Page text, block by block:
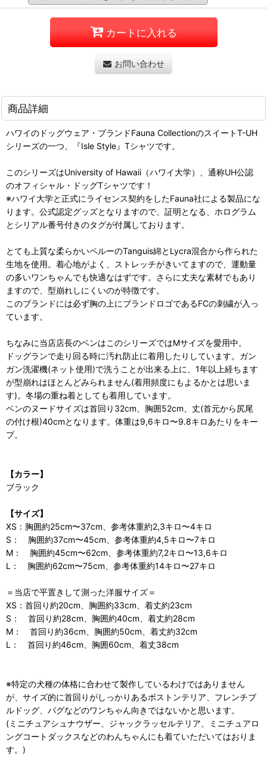
カートに入れる
お問い合わせ
商品詳細
ハワイのドッグウェア・ブランドFauna CollectionのスイートT-UH
シリーズの一つ、『Isle Style』Tシャツです。
このシリーズはUniversity of Hawaii（ハワイ大学）、通称UH公認
のオフィシャル・ドッグTシャツです！
※ハワイ大学と正式にライセンス契約をしたFauna社による製品にな
ります。公式認定グッズとなりますので、証明となる、ホログラム
とシリアル番号付きのタグが付属しております。
とても上質な柔らかいペルーのTanguis綿とLycra混合から作られた
生地を使用。着心地がよく、ストレッチがきいてますので、運動量
の多いワンちゃんでも快適なはずです。さらに丈夫な素材でもあり
ますので、型崩れしにくいのが特徴です。
このブランドには必ず胸の上にブランドロゴであるFCの刺繍が入っ
ています。
ちなみに当店店長のベンはこのシリーズではMサイズを愛用中。
ドッグランで走り回る時に汚れ防止に着用したりしています。ガン
ガン洗濯機(ネット使用)で洗うことが出来る上に、1年以上経ちます
が型崩れはほとんどみられません(着用頻度にもよるかとは思いま
す)。冬場の重ね着としても着用しています。
ベンのヌードサイズは首回り32cm、胸囲52cm、丈(首元から尻尾
の付け根)40cmとなります。体重は9,6キロ〜9.8キロあたりをキー
プ。
【カラー】
ブラック
【サイズ】
XS：胸囲約25cm〜37cm、参考体重約2,3キロ〜4キロ
S： 胸囲約37cm〜45cm、参考体重約4,5キロ〜7キロ
M： 胸囲約45cm〜62cm、参考体重約7,2キロ〜13,6キロ
L： 胸囲約62cm〜75cm、参考体重約14キロ〜27キロ
＝当店で平置きして測った洋服サイズ＝
XS：首回り約20cm、胸囲約33cm、着丈約23cm
S： 首回り約28cm、胸囲約40cm、着丈約28cm
M： 首回り約36cm、胸囲約50cm、着丈約32cm
L： 首回り約46cm、胸囲60cm、着丈38cm
※特定の犬種の体格に合わせて製作しているわけではありません
が、サイズ的に首回りがしっかりあるボストンテリア、フレンチブ
ルドッグ、パグなどのワンちゃん向きではないかと思います。
(ミニチュアシュナウザー、ジャックラッセルテリア、ミニチュアロ
ングコートダックスなどのわんちゃんにも着ていただいてはおりま
す。)